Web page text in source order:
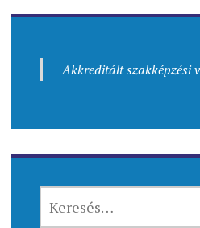
Akkreditált szakképzési